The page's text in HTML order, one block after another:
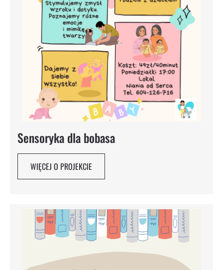
Sensoryka dla bobasa
WIĘCEJ O PROJEKCIE